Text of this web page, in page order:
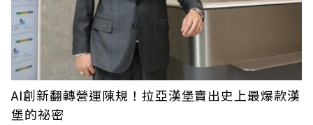
AI創新翻轉營運陳規！拉亞漢堡賣出史上最爆款漢
堡的祕密